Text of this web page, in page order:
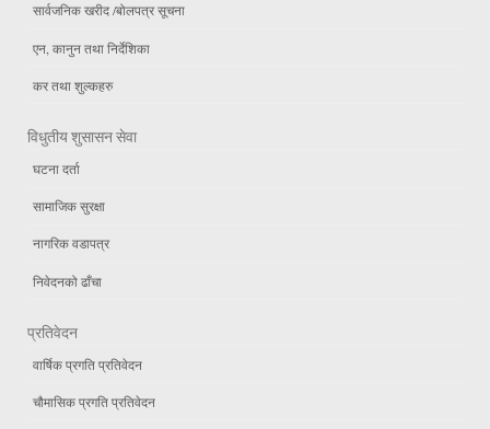
सार्वजनिक खरीद /बोलपत्र सूचना
एन, कानुन तथा निर्देशिका
कर तथा शुल्कहरु
विधुतीय शुसासन सेवा
घटना दर्ता
सामाजिक सुरक्षा
नागरिक वडापत्र
निवेदनको ढाँचा
प्रतिवेदन
वार्षिक प्रगति प्रतिवेदन
चौमासिक प्रगति प्रतिवेदन